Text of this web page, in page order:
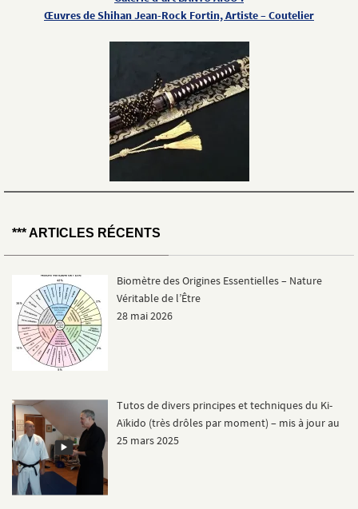
Œuvres de Shihan Jean-Rock Fortin, Artiste – Coutelier
*** ARTICLES RÉCENTS
Biomètre des Origines Essentielles – Nature
Véritable de l’Être
28 mai 2026
Tutos de divers principes et techniques du Ki-
Aïkido (très drôles par moment) – mis à jour au
25 mars 2025